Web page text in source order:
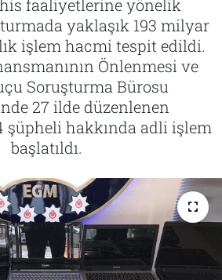
faaliyetlerine yönelik
yaklaşık 193 milyar
işlem hacmi tespit edildi.
Önlenmesi ve
Soruşturma Bürosu
27 ilde düzenlenen
şüpheli hakkında adli işlem
başlatıldı.